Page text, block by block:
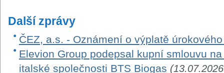
Další zprávy
ČEZ, a.s. - Oznámení o výplatě
Elevion Group podepsal kupní smlouvu
italské společnosti BTS Biogas